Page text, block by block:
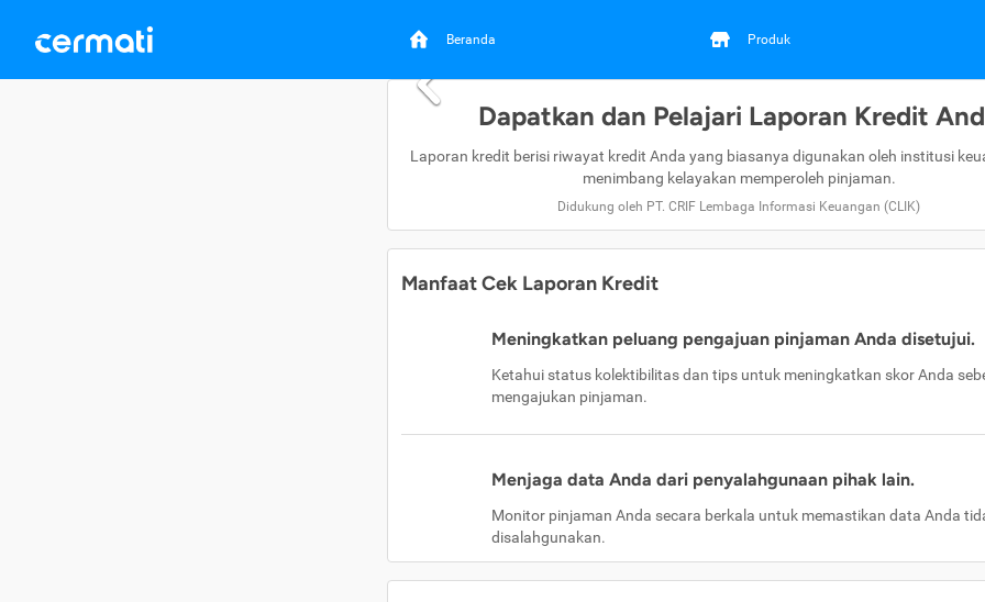
Beranda Produk
Dapatkan dan Pelajari Laporan Kredit
Laporan kredit berisi riwayat kredit Anda yang biasanya digunakan oleh institusi
menimbang kelayakan memperoleh pinjaman.
Didukung oleh PT. CRIF Lembaga Informasi Keuangan (CLIK)
Manfaat Cek Laporan Kredit
Meningkatkan peluang pengajuan pinjaman Anda disetujui.
Ketahui status kolektibilitas dan tips untuk meningkatkan skor Anda
mengajukan pinjaman.
Menjaga data Anda dari penyalahgunaan pihak lain.
Monitor pinjaman Anda secara berkala untuk memastikan data Anda
disalahgunakan.